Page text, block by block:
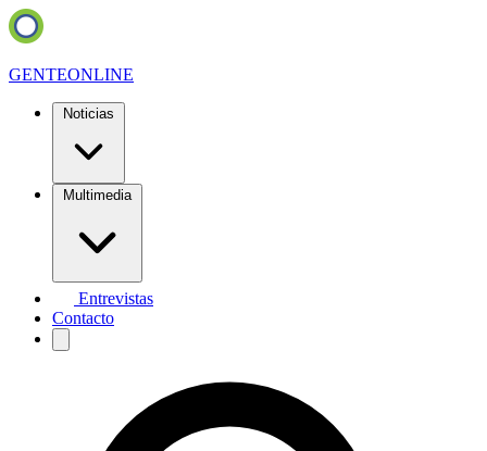
GENTEONLINE
Noticias
Multimedia
Entrevistas
Contacto